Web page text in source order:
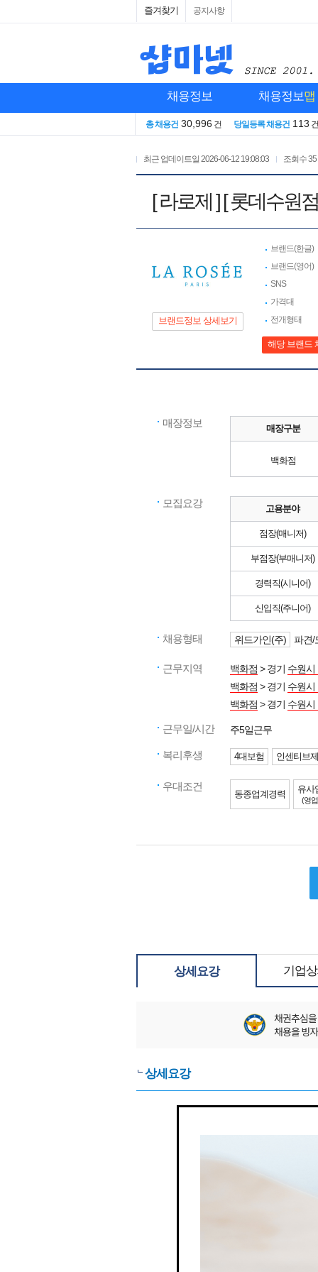
즐겨찾기 공지사항
채용정보 채용정보맵
총 채용건 30,996 건 당일등록 채용건 113 건
최근 업데이트일 2026-06-12 19:08:03 조회수35
[ 라로제 ] [ 롯데수원
브랜드정보 상세보기
브랜드(한글)
브랜드(영어)
SNS
가격대
전개형태
해당 브랜드
매장정보 매장구분
백화점
모집요강 고용분야
점장(매니저)
부점장(부매니저)
경력직(시니어)
신입직(주니어)
채용형태 위드가인(주) 파견/
근무지역 백화점 > 경기 수원시
백화점 > 경기 수원시
백화점 > 경기 수원시
근무일/시간 주5일근무
복리후생 4대보험 인센티브제
우대조건
동종업계경력 유사
(영
상세요강 기업
상세요강